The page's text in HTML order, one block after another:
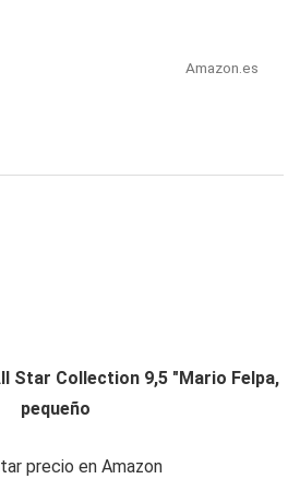
Amazon.es
Star Collection 9,5 "Mario Felpa,
pequeño
precio en Amazon